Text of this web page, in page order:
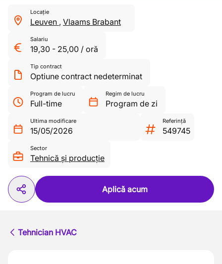
Locație
Leuven , Vlaams Brabant
Salariu
19,30 - 25,00 / oră
Tip contract
Optiune contract nedeterminat
Program de lucru
Full-time
Regim de lucru
Program de zi
Ultima modificare
15/05/2026
Referință
549745
Sector
Tehnică și producție
Aplică acum
Tehnician HVAC